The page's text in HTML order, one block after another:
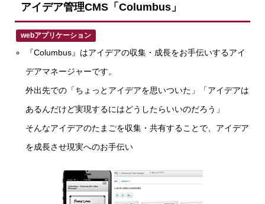
アイデア管理CMS「Columbus」
webアプリケーション
『Columbus』はアイデアの収集・成長をお手伝いするアイ
デアマネージャーです。
外出先での「ちょっとアイデアを思いついた」「アイデアは
あるんだけど実現するにはどうしたらいいのだろう」
そんなアイデアのたまごを収集・共有することで、アイデア
を成長させ現実へのお手伝い